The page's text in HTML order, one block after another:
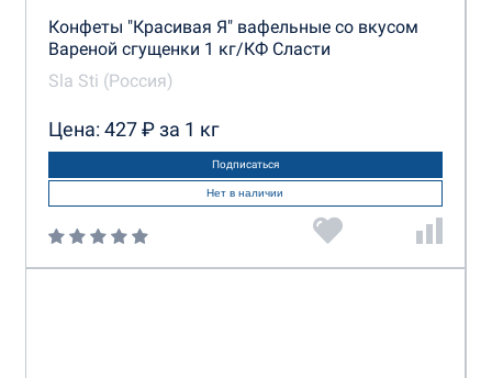
Конфеты "Красивая Я" вафельные со вкусом
Вареной сгущенки 1 кг/КФ Сласти
Sla Sti (Россия)
Цена: 427 ₽ за 1 кг
Подписаться
Нет в наличии